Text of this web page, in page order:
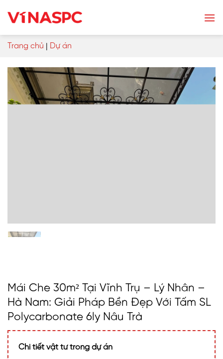
Trang chủ | Dự án
Mái Che 30m² Tại Vĩnh Trụ – Lý Nhân –
Hà Nam: Giải Pháp Bền Đẹp Với Tấm SL
Polycarbonate 6ly Nâu Trà
Chi tiết vật tư trong dự án